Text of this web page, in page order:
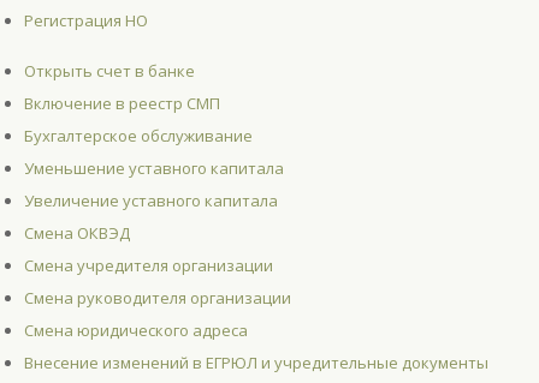
Регистрация НО
Открыть счет в банке
Включение в реестр СМП
Бухгалтерское обслуживание
Уменьшение уставного капитала
Увеличение уставного капитала
Смена ОКВЭД
Смена учредителя организации
Смена руководителя организации
Смена юридического адреса
Внесение изменений в ЕГРЮЛ и учредительные документы